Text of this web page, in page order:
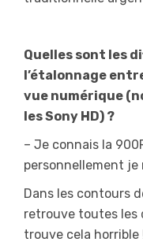
Quelles sont les
l’étalonnage
vue numérique
les Sony HD) ?
– Je connais la
personnellement je
Dans les contours
retrouve toutes les
trouve cela horrible